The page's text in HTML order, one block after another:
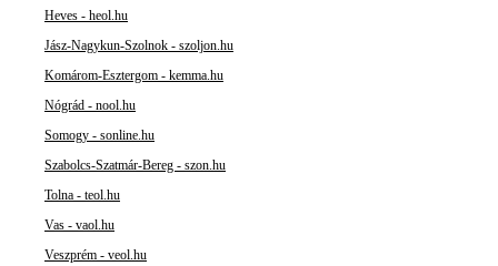
Heves - heol.hu
Jász-Nagykun-Szolnok - szoljon.hu
Komárom-Esztergom - kemma.hu
Nógrád - nool.hu
Somogy - sonline.hu
Szabolcs-Szatmár-Bereg - szon.hu
Tolna - teol.hu
Vas - vaol.hu
Veszprém - veol.hu